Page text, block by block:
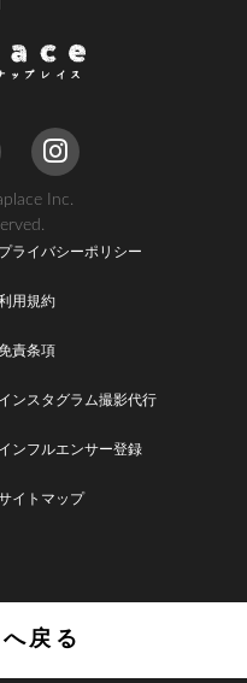
Inc.
プライバシーポリシー
用規約
責条項
インスタグラム撮影代行
インフルエンサー登録
イトマップ
戻る